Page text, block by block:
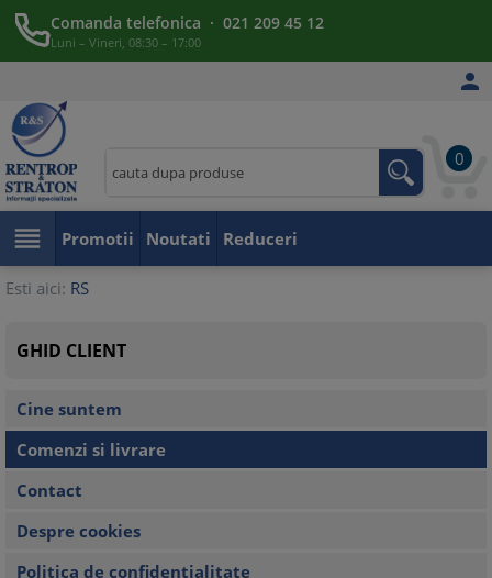
Comanda telefonica · 021 209 45 12
Luni – Vineri, 08:30 – 17:00

0
 Promotii Noutati Reduceri
Esti aici: RS
GHID CLIENT
Cine suntem
Comenzi si livrare
Contact
Despre cookies
Politica de confidentialitate